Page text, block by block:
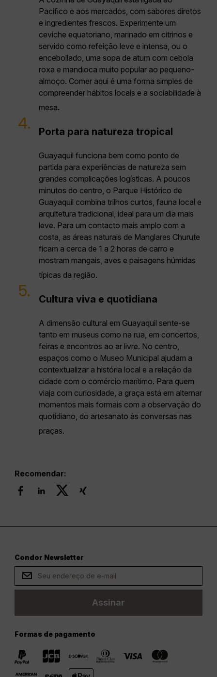
Pacífico e aos mercados, com sabores diretos
e ingredientes frescos. Experimente um
ceviche equatoriano, marinado em citrinos e
servido como refeição leve e intensa, ou o
encebollado, uma sopa de atum com cebola
roxa e mandioca muito popular ao pequeno-
almoço. Comer aqui é uma forma simples de
compreender hábitos locais e a sociabilidade à
mesa.
4. Porta para natureza tropical
Guayaquil funciona bem como ponto de
partida para experiências de natureza sem
grandes complicações logísticas. A poucos
minutos do centro, o Parque Histórico de
Guayaquil combina trilhos curtos, fauna local e
arquitetura tradicional, ideal para um dia mais
leve. Para um contacto mais amplo com a
costa, as áreas naturais de Manglares Churute
ficam a cerca de 1 a 2 horas de carro e
mostram mangais, aves e paisagens húmidas
típicas da região.
5. Cultura viva e quotidiana
A dimensão cultural em Guayaquil sente-se
tanto em museus como na rua, em concertos,
feiras e encontros ao ar livre. No centro,
espaços como o Museo Municipal ajudam a
contextualizar a história local e a relação da
cidade com o comércio marítimo. Para quem
viaja com curiosidade, a graça está em alternar
momentos mais formais com a observação do
quotidiano, do artesanato às conversas nas
praças.
Recomendar:
Condor Newsletter
Assinar
Formas de pagamento